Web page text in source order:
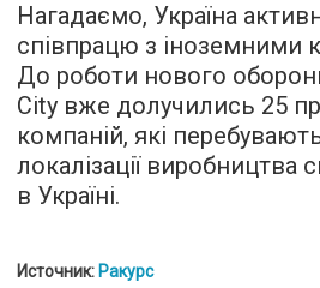
Нагадаємо, Україна
співпрацю з іноземними
До роботи нового
City вже долучились 25
компаній, які
локалізації виробництва
в Україні.
Источник: Ракурс